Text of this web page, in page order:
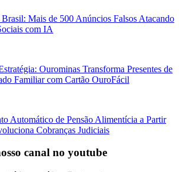
Mais de 500 Anúncios Falsos Atacando
com IA
Ourominas Transforma Presentes de
Familiar com Cartão OuroFácil
Automático de Pensão Alimentícia a Partir
Cobranças Judiciais
canal no youtube